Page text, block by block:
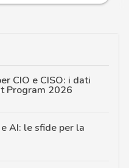
CIO e CISO: i dati
Program 2026
AI: le sfide per la